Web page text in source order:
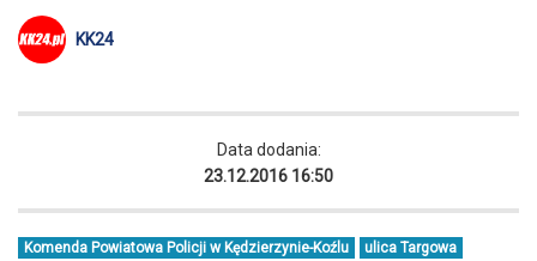
KK24
Data dodania:
23.12.2016 16:50
Komenda Powiatowa Policji w Kędzierzynie-Koźlu ulica Targowa